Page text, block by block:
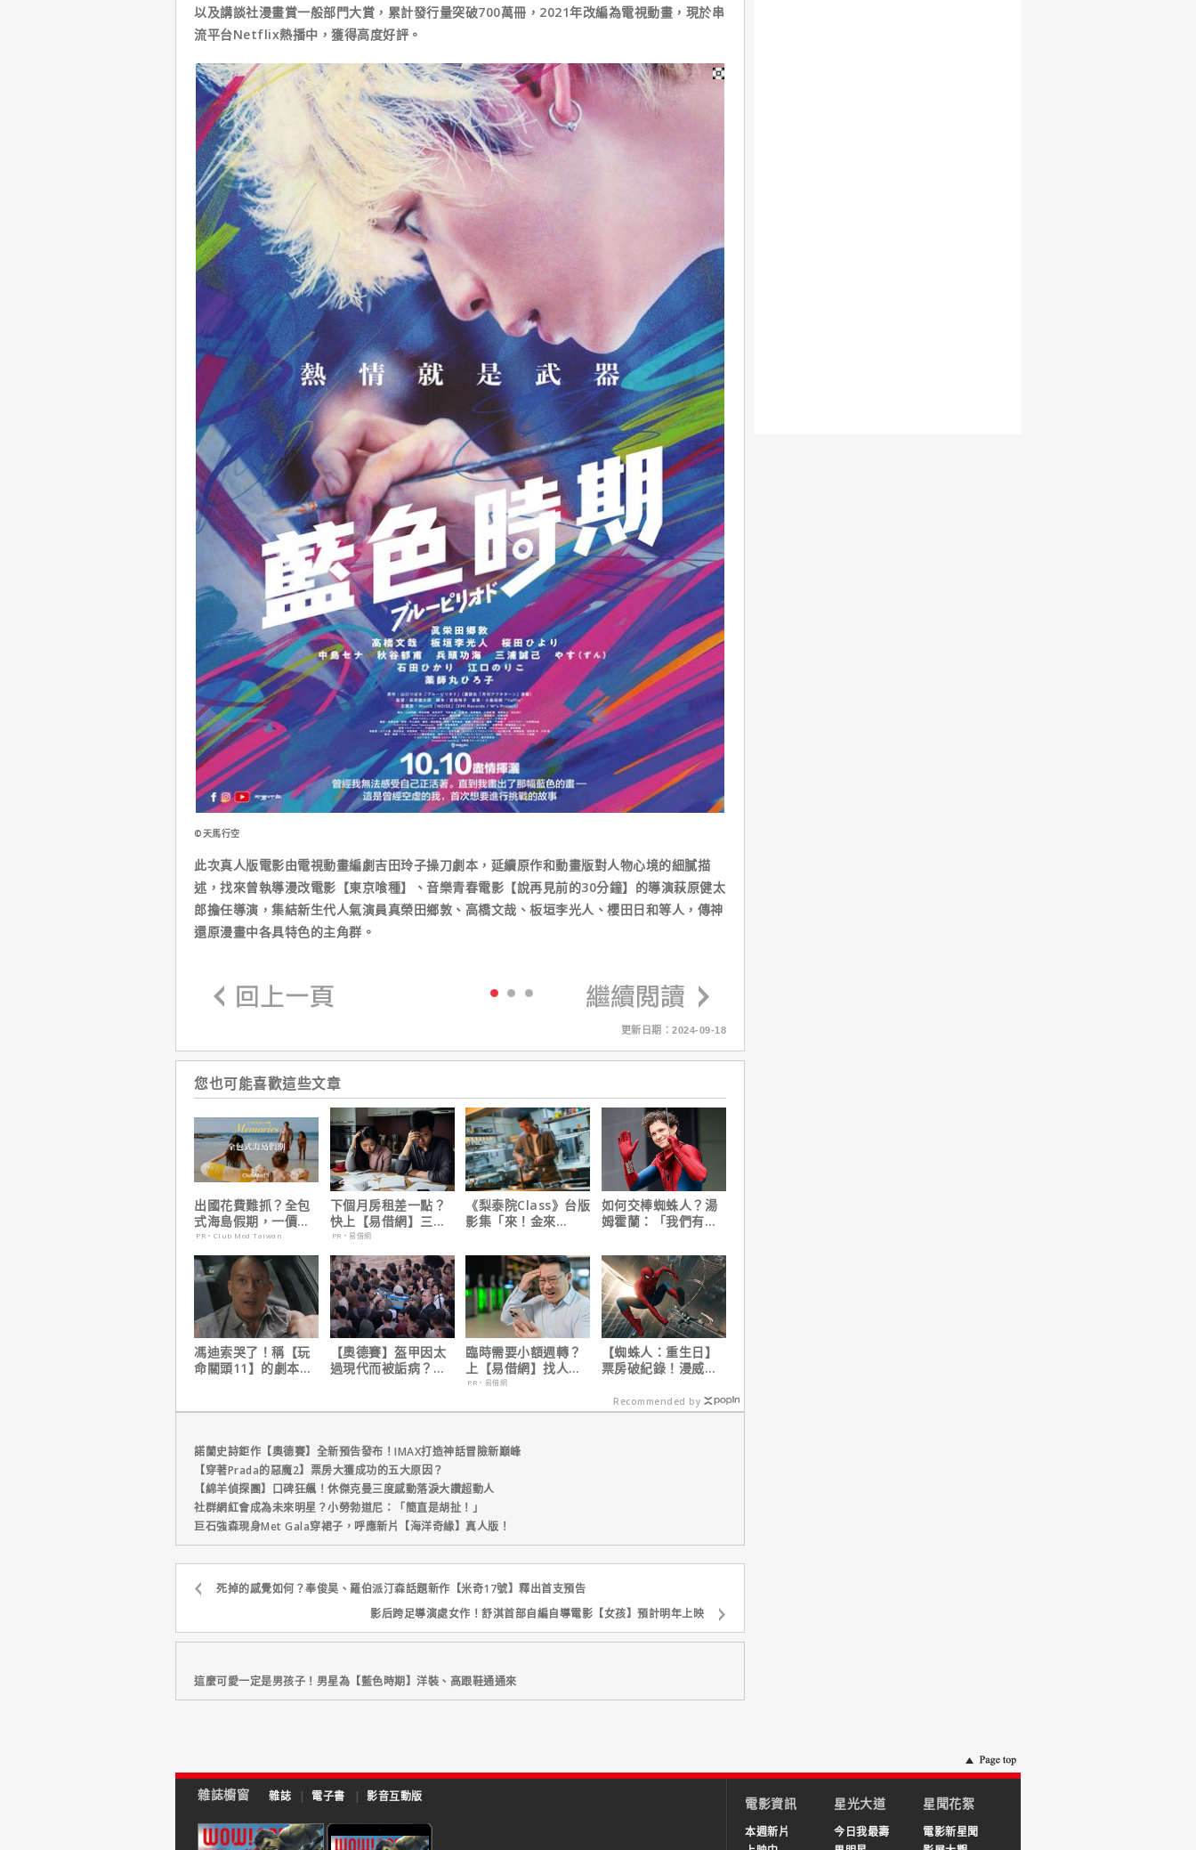
以及講談社漫畫賞一般部門大賞，累計發行量突破700萬冊，2021年改編為電視動畫，現於串
流平台Netflix熱播中，獲得高度好評。
©天馬行空
此次真人版電影由電視動畫編劇吉田玲子操刀劇本，延續原作和動畫版對人物心境的細膩描
述，找來曾執導漫改電影【東京喰種】、音樂青春電影【說再見前的30分鐘】的導演萩原健太
郎擔任導演，集結新生代人氣演員真榮田鄉敦、高橋文哉、板垣李光人、櫻田日和等人，傳神
還原漫畫中各具特色的主角群。
更新日期：2024-09-18
您也可能喜歡這些文章
出國花費難抓？全包
式海島假期，一價搞
定食宿玩樂，省錢更
省心！
PR・Club Med Taiwan
下個月房租差一點？
快上【易借網】三分
鐘解決燃眉之急
PR・易借網
《梨泰院Class》台版
影集「來！金來
上線
如何交棒蜘蛛人？湯
姆霍蘭：「我們有一
馮迪索哭了！稱【玩
命關頭11】的劇本是
【奧德賽】盔甲因太
過現代而被詬病？導
臨時需要小額週轉？
上【易借網】找人
幫！資金快速到位
PR・易借網
【蜘蛛人：重生日】
票房破紀錄！漫威總
讚！
Recommended by
諾蘭史詩鉅作【奧德賽】全新預告發布！IMAX打造神話冒險新巔峰
【穿著Prada的惡魔2】票房大獲成功的五大原因？
【綿羊偵探團】口碑狂飆！休傑克曼三度感動落淚大讚超動人
社群網紅會成為未來明星？小勞勃道尼：「簡直是胡扯！」
巨石強森現身Met Gala穿裙子，呼應新片【海洋奇緣】真人版！
死掉的感覺如何？奉俊昊、羅伯派汀森話題新作【米奇17號】釋出首支預告
影后跨足導演處女作！舒淇首部自編自導電影【女孩】預計明年上映
這麼可愛一定是男孩子！男星為【藍色時期】洋裝、高跟鞋通通來
雜誌櫥窗 雜誌 | 電子書 | 影音互動版 電影資訊
本週新片
星光大道
今日我最壽
星聞花絮
電影新星聞